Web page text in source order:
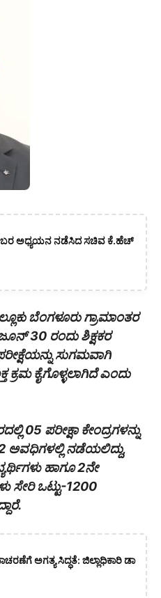
ಬರ ಅಧ್ಯಯನ ನಡೆಸಿದ ಸಚಿವ ಕೆ.ಹೆಚ್
ಬೆಂಗಳೂರು ಗ್ರಾಮಾಂತರ
30 ರಂದು ಶಿಕ್ಷಕರ
ಸುಗಮವಾಗಿ
ಕ್ರಮ ಕೈಗೊಳ್ಳಲಾಗಿದೆ ಎಂದು
05 ಪರೀಕ್ಷಾ ಕೇಂದ್ರಗಳನ್ನು
ಅವಧಿಗಳಲ್ಲಿ ನಡೆಯಲಿದ್ದು,
ಹಾಗೂ 2ನೇ
ಸೇರಿ ಒಟ್ಟು-1200
ಅಗತ್ಯ ಸಿದ್ಧತೆ: ಜಿಲ್ಲಾಧಿಕಾರಿ ಡಾ